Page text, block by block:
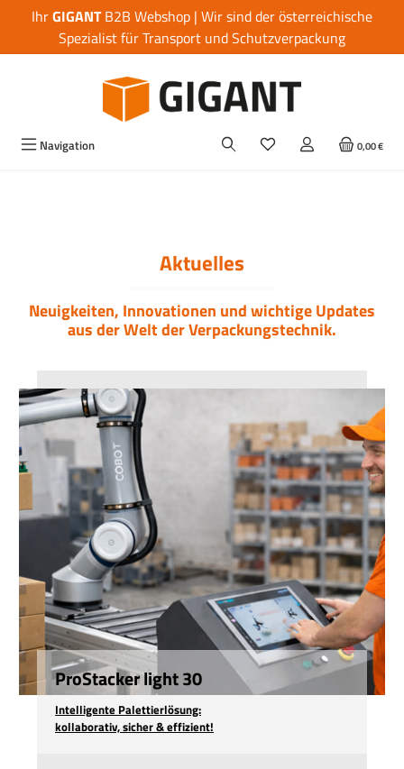
Zum Hauptinhalt springen
IhrGIGANTB2B Webshop | Wir sind der österreichische
Spezialist für Transport und Schutzverpackung
Navigation 0,00 €
Aktuelles
Neuigkeiten, Innovationen und wichtige Updates
aus der Welt der Verpackungstechnik.
ProStacker light 30
Intelligente Palettierlösung:
kollaborativ, sicher & effizient!